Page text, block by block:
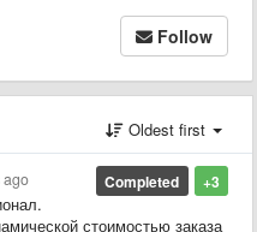
Follow
Oldest first
+3
Completed
ago
стоимостью заказа